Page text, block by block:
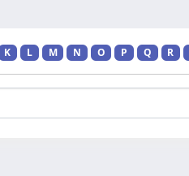
K L M N O P Q R